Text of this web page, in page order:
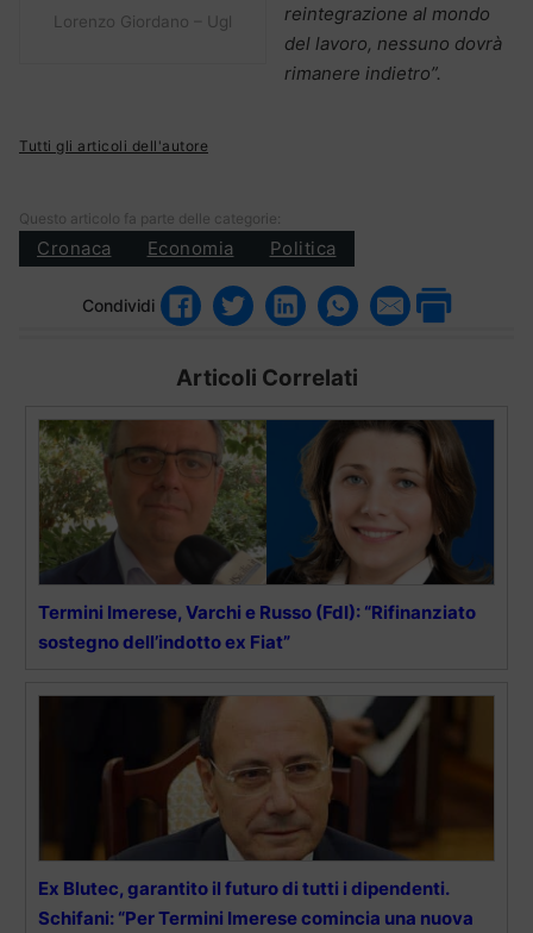
Lorenzo Giordano – Ugl
reintegrazione al mondo
del lavoro, nessuno dovrà
rimanere indietro”.
Tutti gli articoli dell'autore
Questo articolo fa parte delle categorie:
Cronaca Economia Politica
Condividi
Articoli Correlati
Termini Imerese, Varchi e Russo (FdI): “Rifinanziato
sostegno dell’indotto ex Fiat”
Ex Blutec, garantito il futuro di tutti i dipendenti.
Schifani: “Per Termini Imerese comincia una nuova